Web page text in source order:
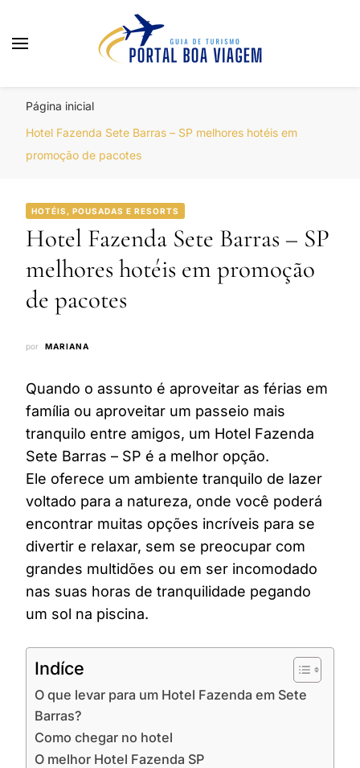
Página inicial
Hotel Fazenda Sete Barras – SP melhores hotéis em
promoção de pacotes
HOTÉIS, POUSADAS E RESORTS
Hotel Fazenda Sete Barras – SP
melhores hotéis em promoção
de pacotes
por MARIANA
Quando o assunto é aproveitar as férias em
família ou aproveitar um passeio mais
tranquilo entre amigos, um Hotel Fazenda
Sete Barras – SP é a melhor opção.
Ele oferece um ambiente tranquilo de lazer
voltado para a natureza, onde você poderá
encontrar muitas opções incríveis para se
divertir e relaxar, sem se preocupar com
grandes multidões ou em ser incomodado
nas suas horas de tranquilidade pegando
um sol na piscina.
Indíce
O que levar para um Hotel Fazenda em Sete
Barras?
Como chegar no hotel
O melhor Hotel Fazenda SP